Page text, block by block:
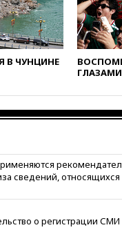
В ЧУНЦИНЕ
сведений,
о регистрации СМИ